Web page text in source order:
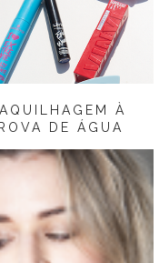
À
DE ÁGUA